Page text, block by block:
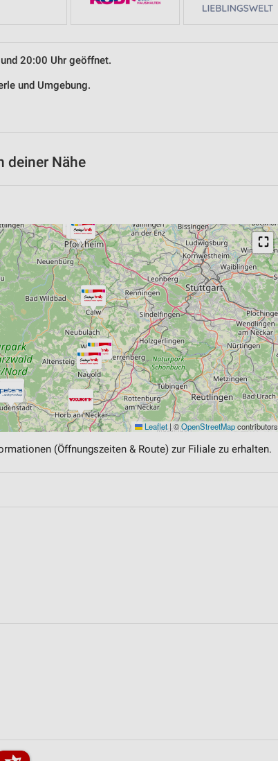
20:00 Uhr geöffnet.
und Umgebung.
deiner Nähe
⛶
Leaflet |©OpenStreetMapcontributors
(Öffnungszeiten & Route) zur Filiale zu erhalten.